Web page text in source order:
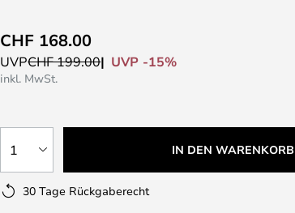
CHF 168.00
UVPCHF 199.00 UVP -15%
inkl. MwSt.
1 IN DEN WARENKORB
30 Tage Rückgaberecht